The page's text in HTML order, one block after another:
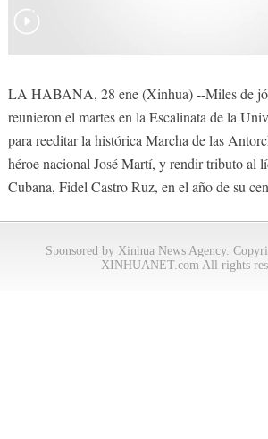
LA HABANA, 28 ene (Xinhua) --Miles de
reunieron el martes en la Escalinata de la
para reeditar la histórica Marcha de las
héroe nacional José Martí, y rendir tributo al
Cubana, Fidel Castro Ruz, en el año de su
Sponsored by Xinhua News Agency.
XINHUANET.com All rights